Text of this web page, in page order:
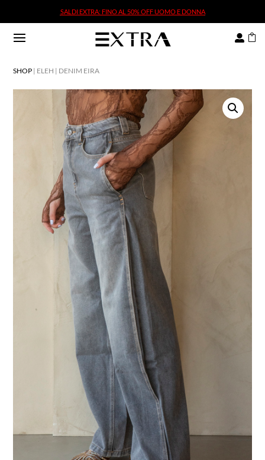
SALDI EXTRA: FINO AL 50% OFF UOMO E DONNA
SALDI EXTRA: FINO AL 50% OFF UOMO E DONNA
 
SHOP | ELEH | DENIM EIRA